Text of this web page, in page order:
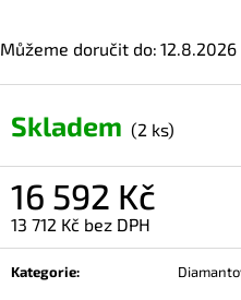
Můžeme doručit do: 12.8.2026
Skladem (2 ks)
16 592 Kč
13 712 Kč bez DPH
Měrná
cena:
Kategorie: